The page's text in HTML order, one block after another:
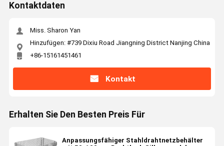
Kontaktdaten
Miss. Sharon Yan
Hinzufügen: #739 Dixiu Road Jiangning District Nanjing China
+86-15161451461
Kontakt
Erhalten Sie Den Besten Preis Für
Anpassungsfähiger Stahldrahtnetzbehälter